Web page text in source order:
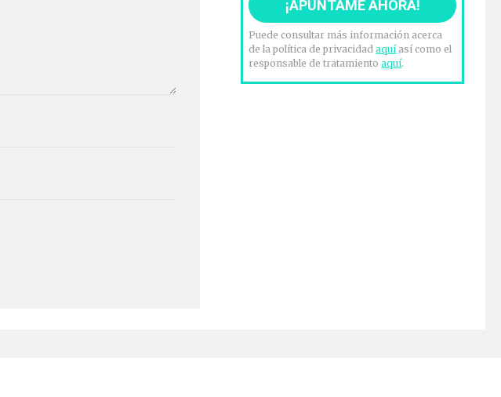
Puede consultar más información acerca
de la política de privacidadaquíasí como el
responsable de tratamientoaquí.